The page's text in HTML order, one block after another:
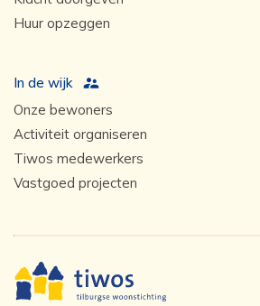
Huur opzeggen
In de wijk
Onze bewoners
Activiteit organiseren
Tiwos medewerkers
Vastgoed projecten